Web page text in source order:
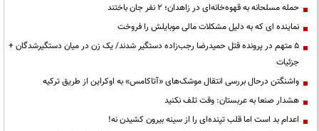
حمله مسلحانه به قهوه‌خانه‌ای در زاهدان؛ ۲ نفر جان باختند
نماینده ای که به دلیل مشکلات مالی موبایلش را فروخت
۵ متهم در پرونده قتل حمیدرضا رجب‌زاده دستگیر شدند/ یک زن در میان دستگیرشدگان +
جزئیات
واشنگتن درحال بررسی انتقال موشک‌های «آتاکامس» به اوکراین از طریق ترکیه
هشدار صنعا به عربستان: وقت تلف نکنید
اعدام بد است اما قلب تپنده‌ای را از سینه بیرون کشیدن نه!